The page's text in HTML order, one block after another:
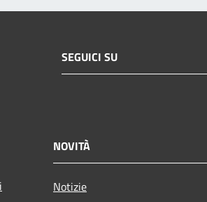
SEGUICI SU
NOVITÀ
Notizie